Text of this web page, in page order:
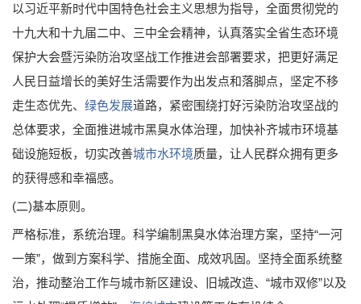
以习近平新时代中国特色社会主义思想为指导，全面贯彻党的
十九大和十九届二中、三中全会精神，认真落实全省生态环境
保护大会暨污染防治攻坚战工作推进会部署要求，把更好满足
人民日益增长的美好生活需要作为出发点和落脚点，坚定不移
走生态优先、 绿色发展道路，紧密围绕打好污染防治攻坚战的
总体要求，全面推进城市黑臭水体治理，加快补齐城市环境基
础设施短板，切实改善城市水环境质量，让人民群众拥有更多
的获得感和幸福感。
(二)基本原则。
严格标准，系统治理。科学编制黑臭水体治理方案，坚持“一河
一策”，做到方案科学、措施全面、成效巩固。坚持全面系统整
治，推动整治工作与城市新区建设、旧城改造、“城市双修”以及